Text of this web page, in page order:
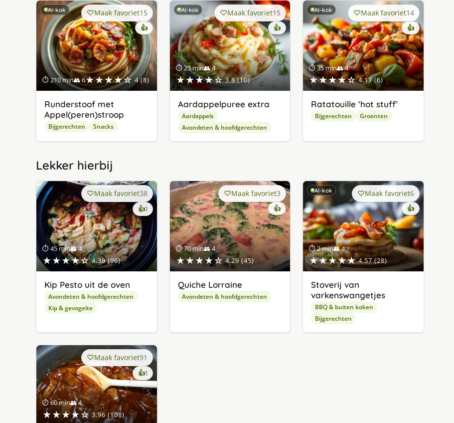
AI-kok
⏱ 210 min👥 6★★★★☆ 4 (8)
Maak favoriet15
👍
Runderstoof met
Appel(peren)stroop
Bijgerechten Snacks
AI-kok
⏱ 25 min👥 4
★★★★☆ 3.8 (10)
Maak favoriet15
👍
Aardappelpuree extra
Aardappels
Avondeten & hoofdgerechten
AI-kok
⏱ 35 min👥 4
★★★★☆ 4.17 (6)
Maak favoriet14
👍
Ratatouille ‘hot stuff’
Bijgerechten Groenten
Lekker hierbij
⏱ 45 min👥 4
★★★★☆ 4.39 (96)
Maak favoriet38
👍1keer
lekker
gevonden
Kip Pesto uit de oven
Avondeten & hoofdgerechten
Kip & gevogelte
⏱ 70 min👥 4
★★★★☆ 4.29 (45)
Maak favoriet3
👍
Quiche Lorraine
Avondeten & hoofdgerechten
AI-kok
⏱ 2 min👥 4
★★★★★ 4.57 (28)
Maak favoriet6
👍
Stoverij van
varkenswangetjes
BBQ & buiten koken
Bijgerechten
⏱ 60 min👥 4
★★★★☆ 3.96 (108)
Maak favoriet91
👍1keer
lekker
gevonden